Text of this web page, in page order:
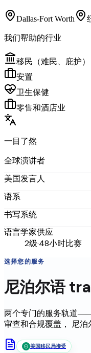
Dallas-Fort Worth
我们帮助的行业
移民（难民、庇护）
安置
卫生保健
零售和酒店业
一目了然
全球演讲者
美国发言人
语系
书写系统
语言学家供应
2级·48小时比赛
选择您的服务
尼泊尔语
两个专门的服务轨道
审查和合规覆盖，
尼泊
美国移民局接受